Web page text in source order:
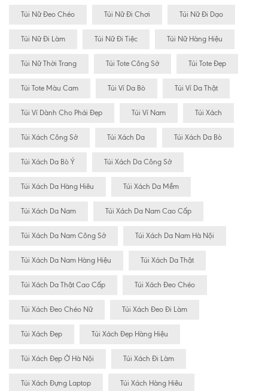
Túi Nữ Đeo Chéo Túi Nữ Đi Chơi Túi Nữ Đi Dạo
Túi Nữ Đi Làm Túi Nữ Đi Tiệc Túi Nữ Hàng Hiệu
Túi Nữ Thời Trang Túi Tote Công Sở Túi Tote Đẹp
Túi Tote Màu Cam Túi Ví Da Bò Túi Ví Da Thật
Túi Ví Dành Cho Phái Đẹp Túi Ví Nam Túi Xách
Túi Xách Công Sở Túi Xách Da Túi Xách Da Bò
Túi Xách Da Bò Ý Túi Xách Da Công Sở
Túi Xách Da Hàng Hiêu Túi Xách Da Mềm
Túi Xách Da Nam Túi Xách Da Nam Cao Cấp
Túi Xách Da Nam Công Sở Túi Xách Da Nam Hà Nội
Túi Xách Da Nam Hàng Hiệu Túi Xách Da Thật
Túi Xách Da Thật Cao Cấp Túi Xách Đeo Chéo
Túi Xách Đeo Chéo Nữ Túi Xách Đeo Đi Làm
Túi Xách Đẹp Túi Xách Đẹp Hàng Hiệu
Túi Xách Đẹp Ở Hà Nội Túi Xách Đi Làm
Túi Xách Đựng Laptop Túi Xách Hàng Hiêu